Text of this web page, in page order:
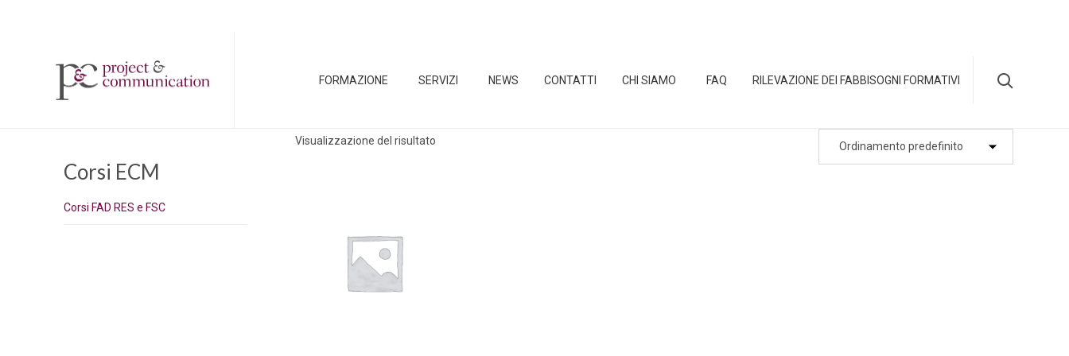
FORMAZIONE SERVIZI NEWS CONTATTI CHI SIAMO FAQ RILEVAZIONE DEI FABBISOGNI FORMATIVI 
Visualizzazione del risultato
Corsi ECM
Corsi FAD RES e FSC